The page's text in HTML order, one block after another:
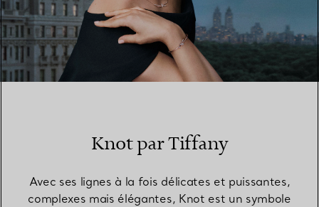
Knot par Tiffany
Avec ses lignes à la fois délicates et puissantes,
complexes mais élégantes, Knot est un symbole